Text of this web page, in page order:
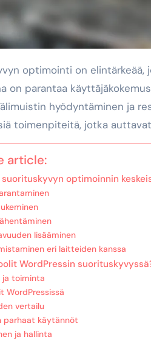
on parantaa
hyödyntäminen ja
toimenpiteitä, jotka
article:
optimoinnin
lisääminen
eri laitteiden kanssa
WordPressin
ja toiminta
WordPressissä
vertailu
parhaat käytännöt
ja hallinta